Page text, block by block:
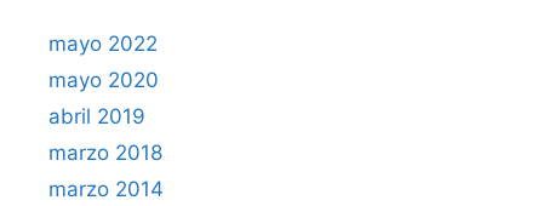
mayo 2022
mayo 2020
abril 2019
marzo 2018
marzo 2014